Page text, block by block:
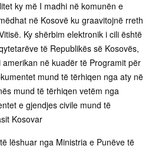
ky më I madhi në komunën e
në Kosovë ku graavitojnë rreth
Ky shërbim elektronik i cili është
të Republikës së Kosovës,
në kuadër të Programit për
mund të tërhiqen nga aty në
mund të tërhiqen vetëm nga
e gjendjes civile mund të
Kosovar
lëshuar nga Ministria e Punëve të